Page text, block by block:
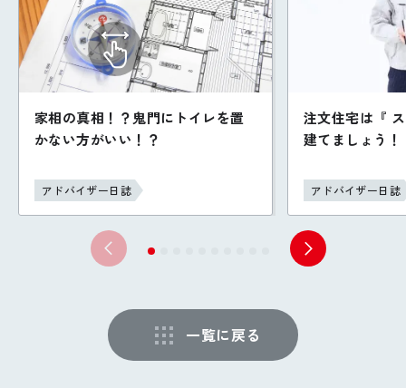
家相の真相！？鬼門にトイレを置
かない方がいい！？
アドバイザー日誌
注文住宅は『
建てましょう！
アドバイザー日誌
一覧に戻る